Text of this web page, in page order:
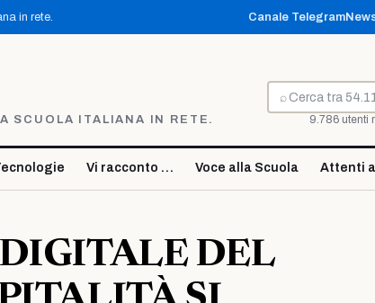
in rete. Canale Telegram
SCUOLA ITALIANA IN RETE.
⌕
Cerca
9.786 utenti
Vi racconto … Voce alla Scuola Attenti
DEL